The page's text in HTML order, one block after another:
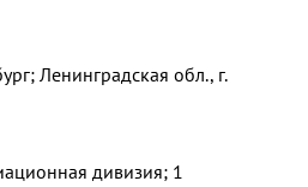
Ленинградская обл., г.
дивизия; 1